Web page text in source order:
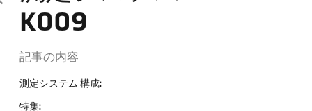
K009
記事の内容
測定システム 構成:
特集: